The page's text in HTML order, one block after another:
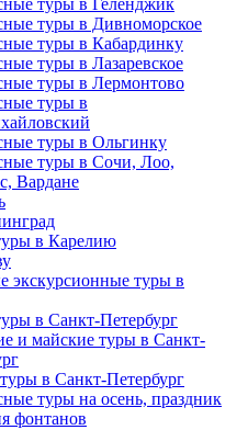
туры в Геленджик
туры в Дивноморское
туры в Кабардинку
туры в Лазаревское
туры в Лермонтово
туры в
туры в Ольгинку
туры в Сочи, Лоо,
Вардане
в Карелию
экскурсионные туры в
в Санкт-Петербург
и майские туры в Санкт-
в Санкт-Петербург
туры на осень, праздник
фонтанов